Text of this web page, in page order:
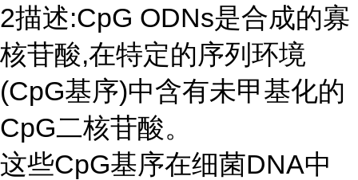
2描述:CpG ODNs是合成的寡
核苷酸,在特定的序列环境
(CpG基序)中含有未甲基化的
CpG二核苷酸。
这些CpG基序在细菌DNA中